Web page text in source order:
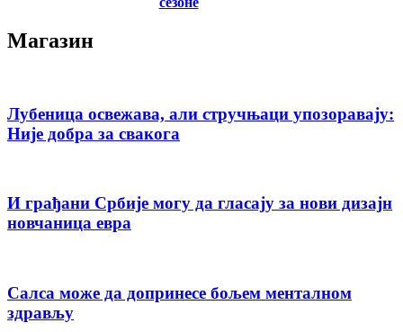
Магазин
Лубеница освежава, али стручњаци упозоравају:
Није добра за свакога
И грађани Србије могу да гласају за нови дизајн
новчаница евра
Салса може да допринесе бољем менталном
здрављу